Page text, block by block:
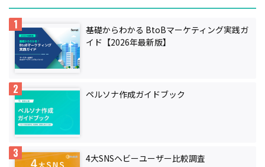
基礎からわかる BtoBマーケティング実践ガ
イド【2026年最新版】
ペルソナ作成ガイドブック
4大SNSヘビーユーザー比較調査